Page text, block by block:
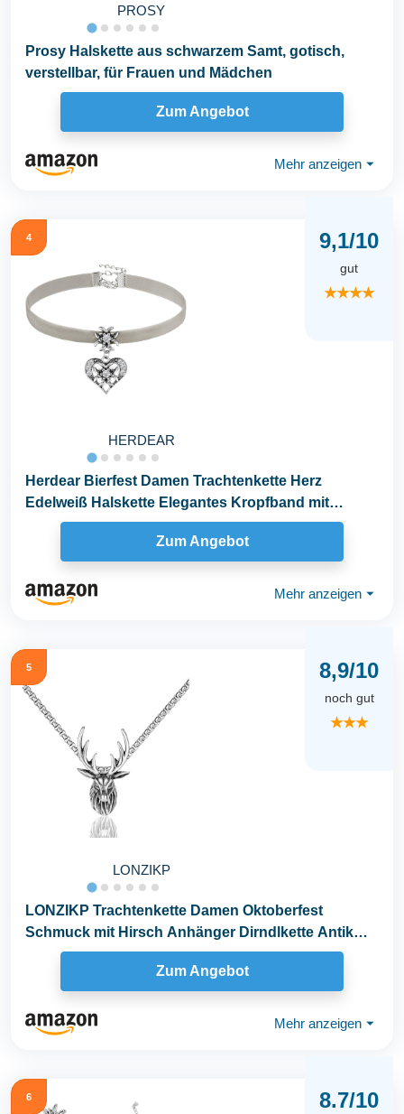
PROSY
Prosy Halskette aus schwarzem Samt, gotisch,
verstellbar, für Frauen und Mädchen
Zum Angebot
Mehr anzeigen ⏷
4
HERDEAR
9,1/10
gut
★★★★
Herdear Bierfest Damen Trachtenkette Herz
Edelweiß Halskette Elegantes Kropfband mit
Strasssteinen...
Zum Angebot
Mehr anzeigen ⏷
5
LONZIKP
8,9/10
noch gut
★★★
LONZIKP Trachtenkette Damen Oktoberfest
Schmuck mit Hirsch Anhänger Dirndlkette Antik
Silber als...
Zum Angebot
Mehr anzeigen ⏷
6 8.7/10